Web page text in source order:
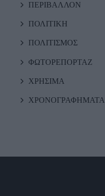
ΠΕΡΙΒΑΛΛΟΝ
ΠΟΛΙΤΙΚΗ
ΠΟΛΙΤΙΣΜΟΣ
ΦΩΤΟΡΕΠΟΡΤΑΖ
ΧΡΗΣΙΜΑ
ΧΡΟΝΟΓΡΑΦΗΜΑΤΑ